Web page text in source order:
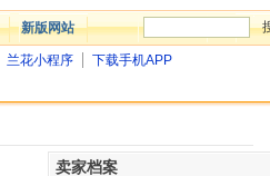
新版网站
兰花小程序
下载手机APP
卖家档案